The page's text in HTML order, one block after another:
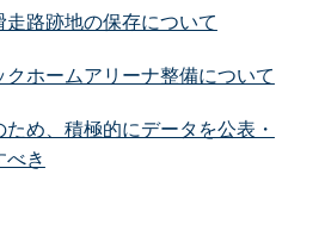
路跡地の保存について
ホームアリーナ整備について
め、積極的にデータを公表・
き